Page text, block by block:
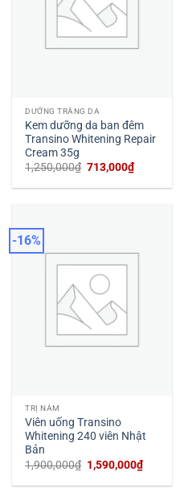
DƯỠNG TRẮNG DA
Kem dưỡng da ban đêm
Transino Whitening Repair
Cream 35g
1,250,000₫ Giá
là:
713,000₫Giá
hiện
tại
-16%
TRỊ NÁM
Viên uống Transino
Whitening 240 viên Nhật
Bản
1,900,000₫ Giá
gốc
là:
1,590,000₫Giá
hiện
tại